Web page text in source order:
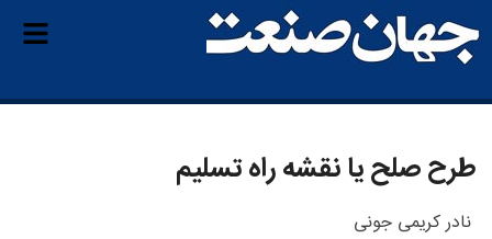
طرح صلح یا نقشه راه تسلیم
نادر کریمی جونی